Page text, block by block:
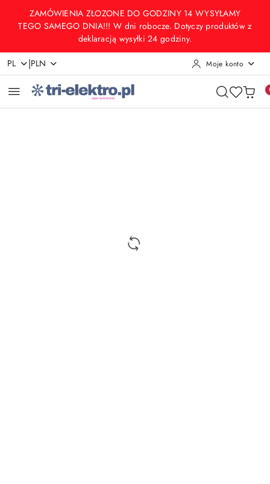
Przejdź do treści głównej
Przejdź do wyszukiwarki
Przejdź do moje konto
Przejdź do menu głównego
Przejdź do opisu produktu
Przejdź do stopki
ZAMÓWIENIA ZŁOZONE DO GODZINY 14 WYSYŁAMY
TEGO SAMEGO DNIA!!! W dni robocze. Dotyczy produktów z
deklaracją wysyłki 24 godziny.
PL |PLN Moje konto